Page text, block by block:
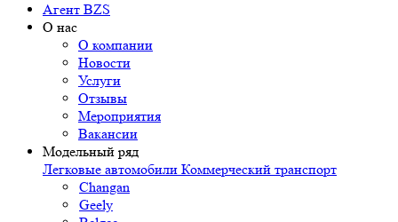
Агент BZS
О нас
О компании
Новости
Услуги
Отзывы
Мероприятия
Вакансии
Модельный ряд
Легковые автомобили Коммерческий транспорт
Changan
Geely